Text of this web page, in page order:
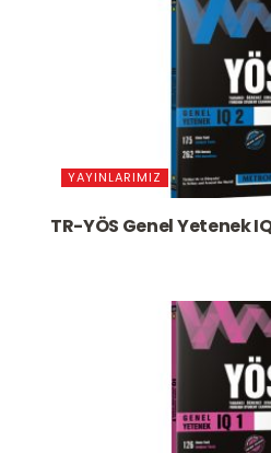
YAYINLARIMIZ
TR-YÖS Genel Yetenek